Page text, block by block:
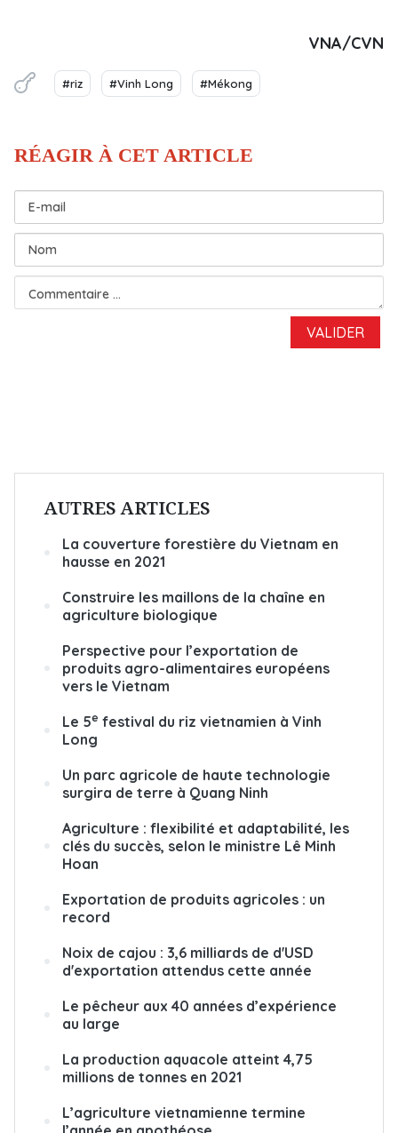
VNA/CVN
#riz #Vinh Long #Mékong
AUTRES ARTICLES
La couverture forestière du Vietnam en
hausse en 2021
Construire les maillons de la chaîne en
agriculture biologique
Perspective pour l’exportation de
produits agro-alimentaires européens
vers le Vietnam
Le 5e festival du riz vietnamien à Vinh
Long
Un parc agricole de haute technologie
surgira de terre à Quang Ninh
Agriculture : flexibilité et adaptabilité, les
clés du succès, selon le ministre Lê Minh
Hoan
Exportation de produits agricoles : un
record
Noix de cajou : 3,6 milliards de d'USD
d'exportation attendus cette année
Le pêcheur aux 40 années d’expérience
au large
La production aquacole atteint 4,75
millions de tonnes en 2021
L’agriculture vietnamienne termine